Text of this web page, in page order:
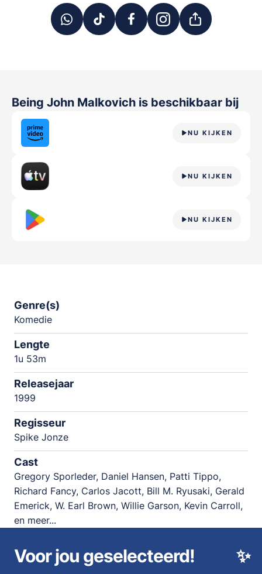
Being John Malkovich is beschikbaar bij
NU KIJKEN
NU KIJKEN
NU KIJKEN
Genre(s)
Komedie
Lengte
1u 53m
Releasejaar
1999
Regisseur
Spike Jonze
Cast
Gregory Sporleder, Daniel Hansen, Patti Tippo,
Richard Fancy, Carlos Jacott, Bill M. Ryusaki, Gerald
Emerick, W. Earl Brown, Willie Garson, Kevin Carroll,
en meer...
✨
Voor jou geselecteerd!